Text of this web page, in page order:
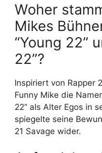
Woher
Mikes
“Young 22”
22”?
Inspiriert von Rapper
Funny Mike die
22” als Alter Egos in
spiegelte seine
21 Savage wider.